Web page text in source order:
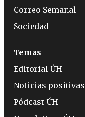
Correo Semanal
Sociedad
Temas
Editorial ÚH
Noticias positivas
Pódcast ÚH